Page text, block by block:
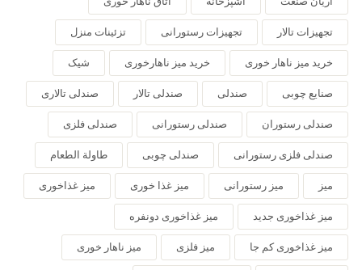
تجهیزات تالار تجهیزات رستورانی تزئینات منزل
خرید میز ناهار خوری خرید میز ناهارخوری شیک
صنایع چوبی صندلی صندلی تالار صندلی تالاری
صندلی رستوران صندلی رستورانی صندلی فلزی
صندلی فلزی رستورانی صندلی چوبی طاولة الطعام
میز میز رستورانی میز غذا خوری میز غذاخوری
میز غذاخوری جدید میز غذاخوری دونفره
میز غذاخوری کم جا میز فلزی میز ناهار خوری